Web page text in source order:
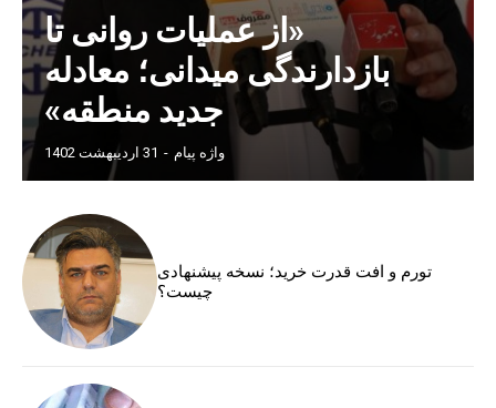
«از عملیات روانی تا
بازدارندگی میدانی؛ معادله
جدید منطقه»
واژه پیام - 31 اردیبهشت 1402
تورم و افت قدرت خرید؛ نسخه پیشنهادی
چیست؟